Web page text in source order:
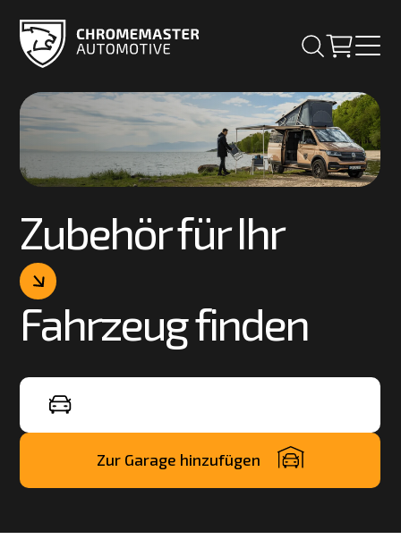
Zubehör für Ihr
Fahrzeug finden
Zur Garage hinzufügen